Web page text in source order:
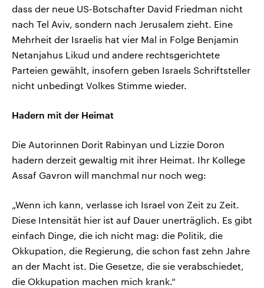
dass der neue US-Botschafter David Friedman nicht
nach Tel Aviv, sondern nach Jerusalem zieht. Eine
Mehrheit der Israelis hat vier Mal in Folge Benjamin
Netanjahus Likud und andere rechtsgerichtete
Parteien gewählt, insofern geben Israels Schriftsteller
nicht unbedingt Volkes Stimme wieder.
Hadern mit der Heimat
Die Autorinnen Dorit Rabinyan und Lizzie Doron
hadern derzeit gewaltig mit ihrer Heimat. Ihr Kollege
Assaf Gavron will manchmal nur noch weg:
„Wenn ich kann, verlasse ich Israel von Zeit zu Zeit.
Diese Intensität hier ist auf Dauer unerträglich. Es gibt
einfach Dinge, die ich nicht mag: die Politik, die
Okkupation, die Regierung, die schon fast zehn Jahre
an der Macht ist. Die Gesetze, die sie verabschiedet,
die Okkupation machen mich krank.“